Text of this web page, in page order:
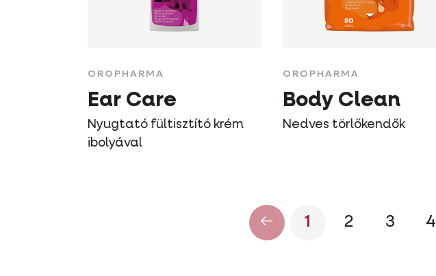
OROPHARMA
Ear Care
Nyugtató fültisztító krém
ibolyával
OROPHARMA
Body Clean
Nedves törlőkendők
1 2 3 4